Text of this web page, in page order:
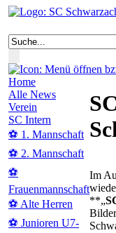
Home
Alle News
Verein
SC Intern
⚽ 1. Mannschaft
⚽ 2. Mannschaft
⚽
Frauenmannschaft
⚽ Alte Herren
⚽ Junioren U7-
Im
**„